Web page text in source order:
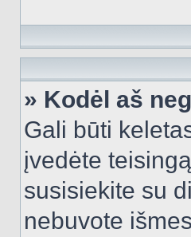
» Kodėl aš
Gali būti
įvedėte
susisiekite su
nebuvote